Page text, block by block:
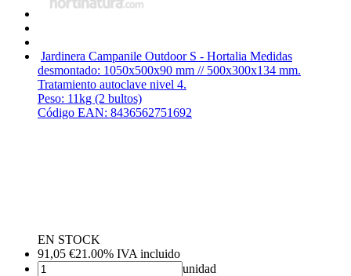
Jardinera Campanile Outdoor S - Hortalia Medidas
desmontado: 1050x500x90 mm // 500x300x134 mm.
Tratamiento autoclave nivel 4.
Peso: 11kg (2 bultos)
Código EAN: 8436562751692
EN STOCK
91,05 €21.00% IVA incluido
unidad